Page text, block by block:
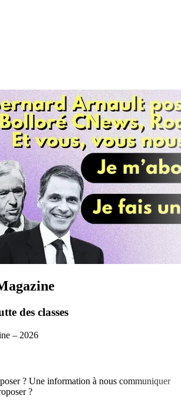
des classes
– 2026
? Une information à nous communiquer
?